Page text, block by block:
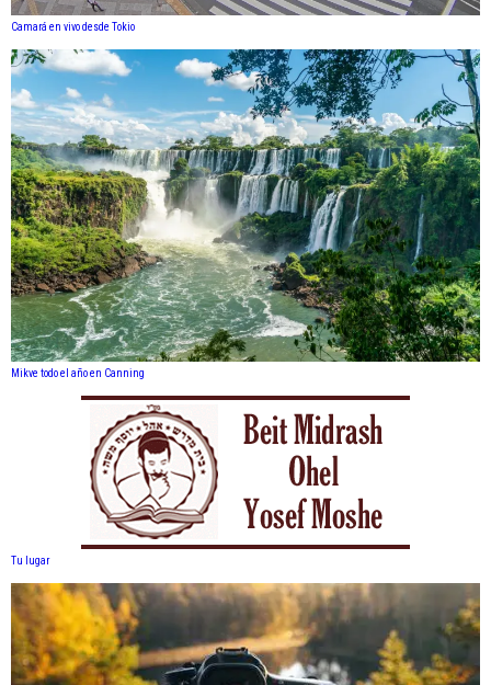
Camará en vivo desde Tokio
Mikve todo el año en Canning
Tu lugar